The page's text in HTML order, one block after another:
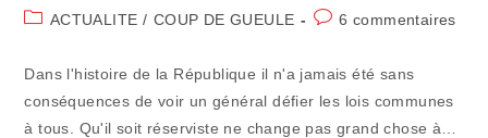
de
publiée :
PostACTUALITE / COUP DE GUEULE
Commentaires
6 commentaires
Dans l'histoire de la République il n'a jamais été sans
conséquences de voir un général défier les lois communes
à tous. Qu'il soit réserviste ne change pas grand chose à…